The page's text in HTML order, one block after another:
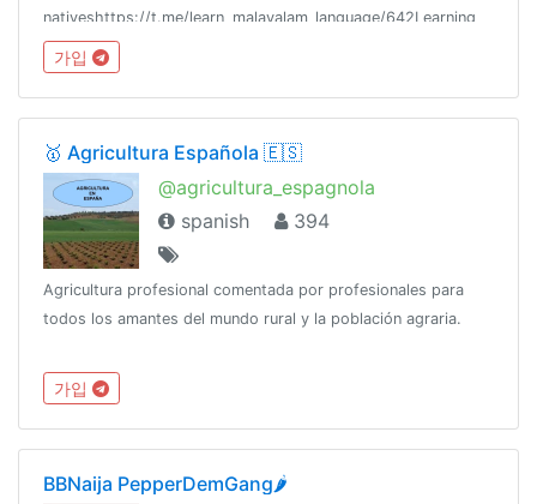
nativeshttps://t.me/learn_malayalam_language/642Learning
resources @resources_ml
가입
🥇 Agricultura Española 🇪🇸
@agricultura_espagnola
spanish
394
Agricultura profesional comentada por profesionales para
todos los amantes del mundo rural y la población agraria.
가입
BBNaija PepperDemGang🌶